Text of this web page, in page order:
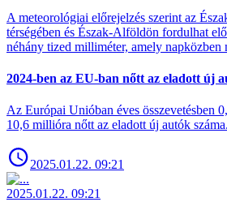
A meteorológiai előrejelzés szerint az
térségében és Észak-Alföldön fordulhat
néhány tized milliméter, amely napközben
2024-ben az EU-ban nőtt az eladott új
Az Európai Unióban éves összevetésben
10,6 millióra nőtt az eladott új autók száma.
2025.01.22. 09:21
2025.01.22. 09:21